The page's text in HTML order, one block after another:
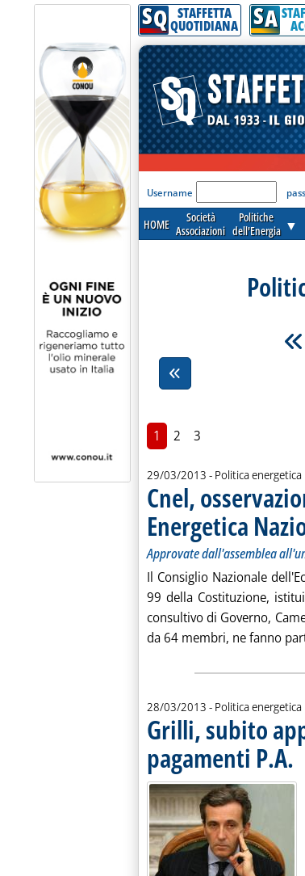
SQ STAFFETTA
QUOTIDIANA SA
'Modulo Login per
Username
HOME
Società
Associazioni
Politiche
dell'Energia ▼
1 2 3
29/03/2013 - Politica
Cnel,
Energetica
Approvate dall'assemblea
Il Consiglio Nazionale
99 della Costituzione,
consultivo di Governo,
da 64 membri, ne fanno
28/03/2013 - Politica
Grilli, subito
pagamenti P.A. .